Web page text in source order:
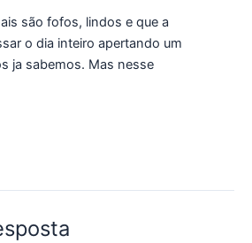
são fofos, lindos e que a
o dia inteiro apertando um
ja sabemos. Mas nesse